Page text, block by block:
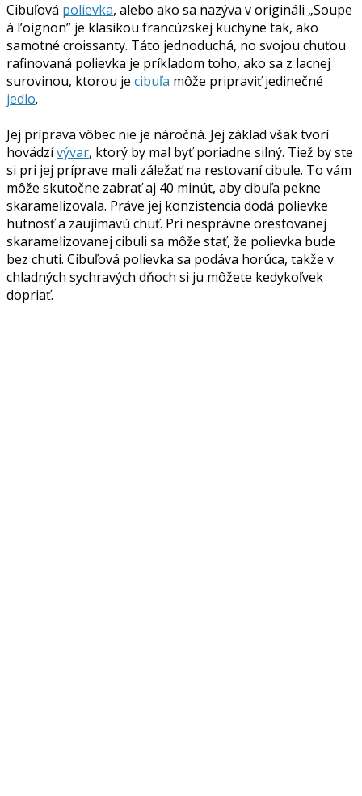
Cibuľová polievka, alebo ako sa nazýva v origináli „Soupe
à l’oignon” je klasikou francúzskej kuchyne tak, ako
samotné croissanty. Táto jednoduchá, no svojou chuťou
rafinovaná polievka je príkladom toho, ako sa z lacnej
surovinou, ktorou je cibuľa môže pripraviť jedinečné
jedlo.
Jej príprava vôbec nie je náročná. Jej základ však tvorí
hovädzívývar, ktorý by mal byť poriadne silný. Tiež by ste
si pri jej príprave mali záležať na restovaní cibule. To vám
môže skutočne zabrať aj 40 minút, aby cibuľa pekne
skaramelizovala. Práve jej konzistencia dodá polievke
hutnosť a zaujímavú chuť. Pri nesprávne orestovanej
skaramelizovanej cibuli sa môže stať, že polievka bude
bez chuti. Cibuľová polievka sa podáva horúca, takže v
chladných sychravých dňoch si ju môžete kedykoľvek
dopriať.